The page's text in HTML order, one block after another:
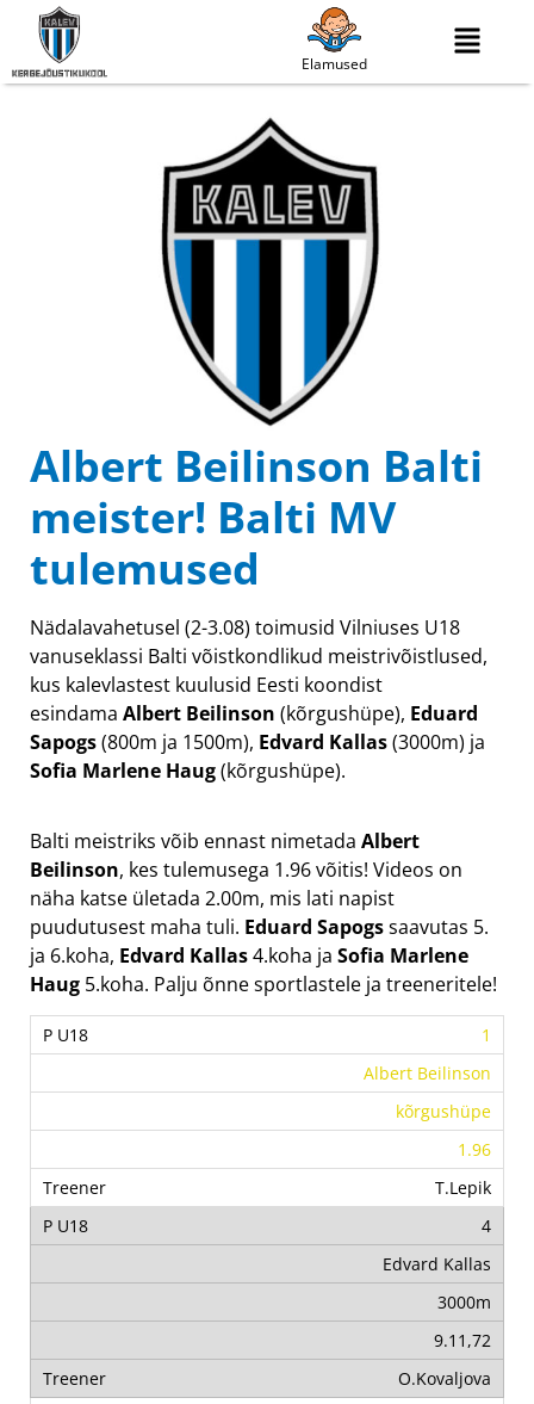
Elamused
Albert Beilinson Balti
meister! Balti MV
tulemused
Nädalavahetusel (2-3.08) toimusid Vilniuses U18
vanuseklassi Balti võistkondlikud meistrivõistlused,
kus kalevlastest kuulusid Eesti koondist
esindama Albert Beilinson (kõrgushüpe), Eduard
Sapogs(800m ja 1500m), Edvard Kallas(3000m) ja
Sofia Marlene Haug(kõrgushüpe).
Balti meistriks võib ennast nimetada Albert
Beilinson, kes tulemusega 1.96 võitis! Videos on
näha katse ületada 2.00m, mis lati napist
puudutusest maha tuli. Eduard Sapogssaavutas 5.
ja 6.koha, Edvard Kallas4.koha ja Sofia Marlene
Haug 5.koha. Palju õnne sportlastele ja treeneritele!
1
Albert Beilinson
kõrgushüpe
1.96
T.Lepik
4
Edvard Kallas
3000m
9.11,72
O.Kovaljova